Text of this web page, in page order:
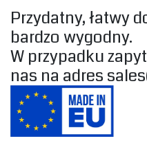
‎Przydatny, łatwy
bardzo wygodny.‎
‎W przypadku
nas na adres